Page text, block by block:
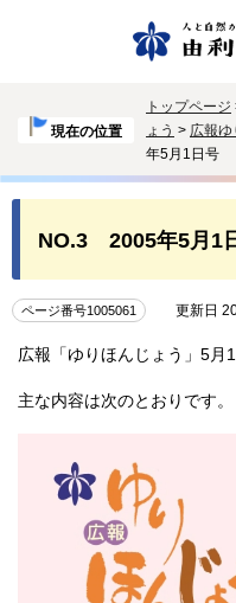
現在の位置
トップページ
ょう > 広報ゆ
年5月1日号
NO.3 2005年5月1
ページ番号1005061 更新日
広報「ゆりほんじょう」5月
主な内容は次のとおりです。